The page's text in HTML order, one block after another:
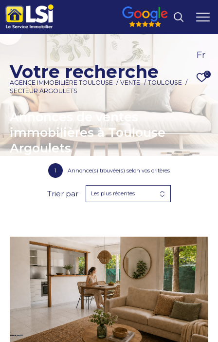
Fr
0
Votre recherche
AGENCE IMMOBILIÈRE TOULOUSE VENTE
TOULOUSE
SECTEUR ARGOULETS
Annonces de ventes
immobilières à Toulouse
Argoulets
1 Annonce(s) trouvée(s) selon vos critères
Trier par Les plus récentes